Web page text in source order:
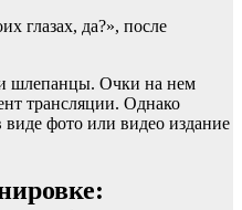
глазах, да?», после
шлепанцы. Очки на нем
трансляции. Однако
виде фото или видео издание